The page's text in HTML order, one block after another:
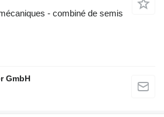
- combiné de semis
GmbH